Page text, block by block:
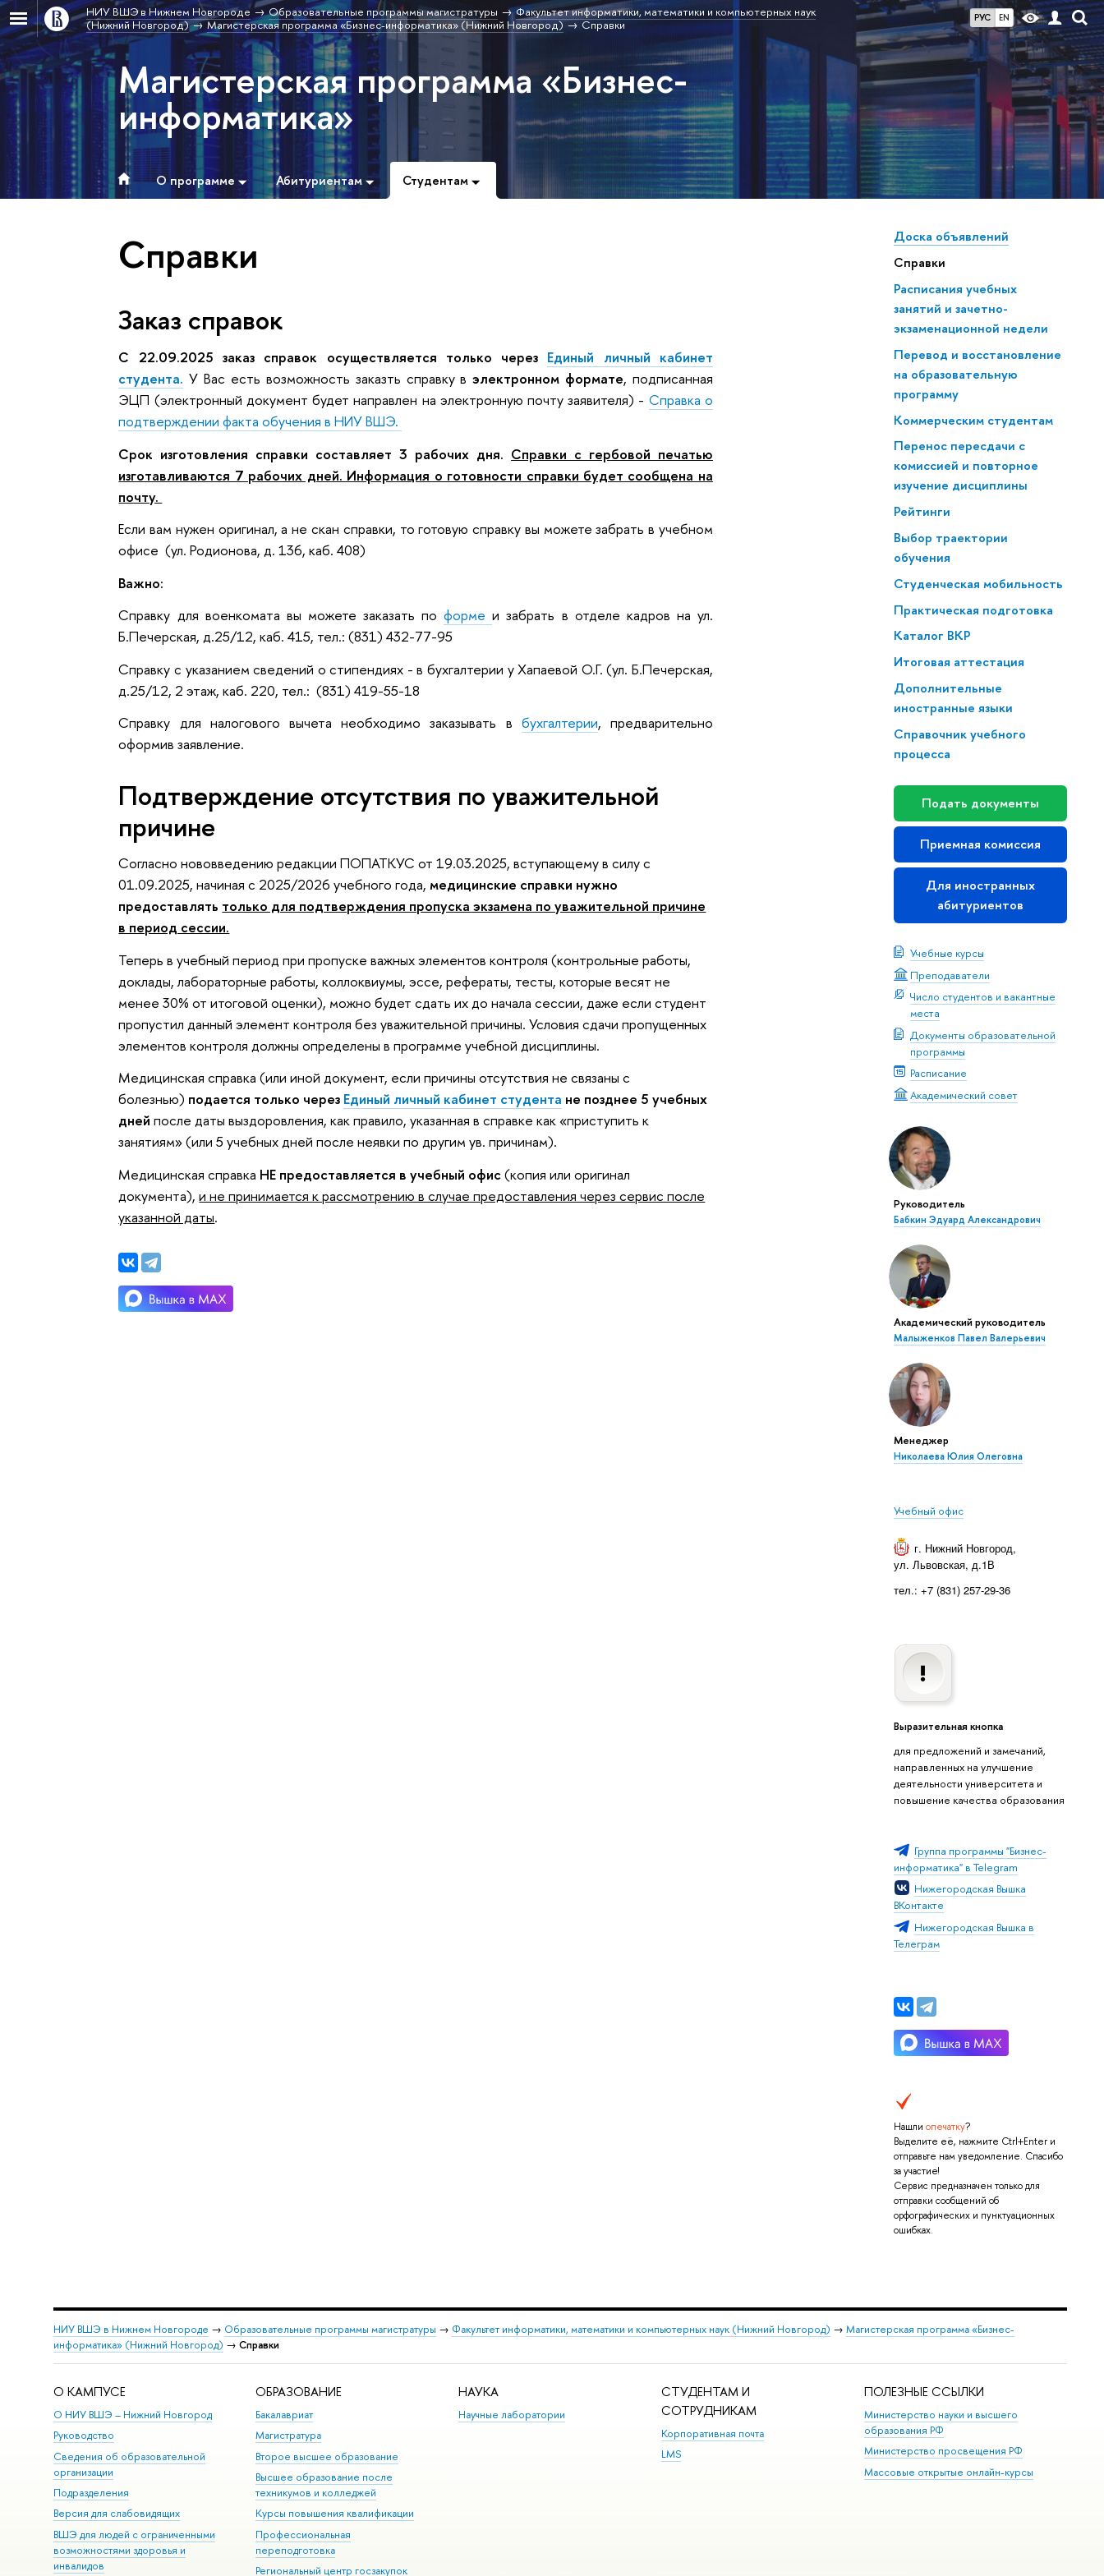
РУС EN
НИУ ВШЭ в Нижнем Новгороде Образовательные программы магистратуры
Факультет информатики, математики и компьютерных наук
(Нижний Новгород)
Магистерская программа «Бизнес-информатика» (Нижний Новгород) Справки
Магистерская программа «Бизнес-
информатика»
О программе Абитуриентам Студентам
Доска объявлений
Справки
Расписания учебных
занятий и зачетно-
экзаменационной недели
Перевод и восстановление
на образовательную
программу
Коммерческим студентам
Перенос пересдачи с
комиссией и повторное
изучение дисциплины
Рейтинги
Выбор траектории
обучения
Студенческая мобильность
Практическая подготовка
Каталог ВКР
Итоговая аттестация
Дополнительные
иностранные языки
Справочник учебного
процесса
Подать документы
Приемная комиссия
Для иностранных
абитуриентов
Учебные курсы
Преподаватели
Число студентов и вакантные
места
Документы образовательной
программы
Расписание
Академический совет
Руководитель
Бабкин Эдуард Александрович
Академический руководитель
Малыженков Павел Валерьевич
Менеджер
Николаева Юлия Олеговна
Учебный офис
г. Нижний Новгород,
ул. Львовская, д.1В
тел.: +7 (831) 257-29-36
Выразительная кнопка
для предложений и замечаний,
направленных на улучшение
деятельности университета и
повышение качества образования
Группа программы "Бизнес-
информатика" в Telegram
Нижегородская Вышка
ВКонтакте
Нижегородская Вышка в
Телеграм
Нашли опечатку?
Выделите её, нажмите Ctrl+Enter и
отправьте нам уведомление. Спасибо
за участие!
Сервис предназначен только для
отправки сообщений об
орфографических и пунктуационных
ошибках.
Справки
Заказ справок
С 22.09.2025 заказ справок осуществляется только через Единый личный кабинет
студента. У Вас есть возможность заказть справку вэлектронном формате, подписанная
ЭЦП (электронный документ будет направлен на электронную почту заявителя) - Справка о
подтверждении факта обучения в НИУ ВШЭ.
Срок изготовления справки составляет 3 рабочих дня. Справки с гербовой печатью
изготавливаются 7 рабочих дней. Информация о готовности справки будет сообщена на
почту.
Если вам нужен оригинал, а не скан справки, то готовую справку вы можете забрать в учебном
офисе (ул. Родионова, д. 136, каб. 408)
Важно:
Справку для военкомата вы можете заказать поформеи забрать в отделе кадров на ул.
Б.Печерская, д.25/12, каб. 415, тел.: (831) 432-77-95
Справку с указанием сведений о стипендиях - в бухгалтерии у Хапаевой О.Г. (ул. Б.Печерская,
д.25/12, 2 этаж, каб. 220, тел.: (831) 419-55-18
Справку для налогового вычета необходимо заказывать в бухгалтерии, предварительно
оформив заявление.
Подтверждение отсутствия по уважительной
причине
Согласно нововведению редакции ПОПАТКУС от 19.03.2025, вступающему в силу с
01.09.2025, начиная с 2025/2026 учебного года,медицинские справки нужно
предоставлять только для подтверждения пропуска экзамена по уважительной причине
в период сессии.
Теперь в учебный период при пропуске важных элементов контроля (контрольные работы,
доклады, лабораторные работы, коллоквиумы, эссе, рефераты, тесты, которые весят не
менее 30% от итоговой оценки), можно будет сдать их до начала сессии, даже если студент
пропустил данный элемент контроля без уважительной причины. Условия сдачи пропущенных
элементов контроля должны определены в программе учебной дисциплины.
Медицинская справка (или иной документ, если причины отсутствия не связаны с
болезнью) подается только через Единый личный кабинет студента не позднее 5 учебных
дней после даты выздоровления, как правило, указанная в справке как «приступить к
занятиям» (или 5 учебных дней после неявки по другим ув. причинам).
Медицинская справка НЕ предоставляется в учебный офис(копия или оригинал
документа),и не принимается к рассмотрению в случае предоставления через сервис после
указанной даты.
НИУ ВШЭ в Нижнем Новгороде → Образовательные программы магистратуры → Факультет информатики, математики и компьютерных наук (Нижний Новгород) → Магистерская программа «Бизнес-
информатика» (Нижний Новгород) → Справки
О КАМПУСЕ
О НИУ ВШЭ – Нижний Новгород
Руководство
Сведения об образовательной
организации
Подразделения
Версия для слабовидящих
ВШЭ для людей с ограниченными
возможностями здоровья и
инвалидов
ОБРАЗОВАНИЕ
Бакалавриат
Магистратура
Второе высшее образование
Высшее образование после
техникумов и колледжей
Курсы повышения квалификации
Профессиональная
переподготовка
Региональный центр госзакупок
НАУКА
Научные лаборатории
СТУДЕНТАМ И
СОТРУДНИКАМ
Корпоративная почта
LMS
ПОЛЕЗНЫЕ ССЫЛКИ
Министерство науки и высшего
образования РФ
Министерство просвещения РФ
Массовые открытые онлайн-курсы